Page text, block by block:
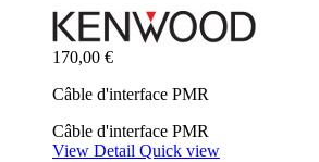
170,00 €
Câble d'interface PMR
Câble d'interface PMR
View Detail Quick view